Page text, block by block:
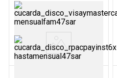
Ver
Producto